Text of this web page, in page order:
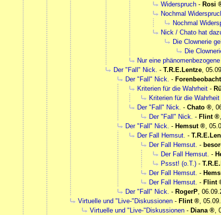
Widerspruch - Rosi
Nochmal
Nochmal
Nick / Chato hat
Die Clownerie
Die
Nur eine
Der "Fall" Nick. - T.R.E.Lentze,
Der "Fall" Nick. -
Kriterien für die Wahrheit -
Kriterien für die Wahrheit
Der "Fall" Nick. - Chato ,
Der "Fall" Nick. - Flint
Der "Fall" Nick. - Hemsut ,
Der Fall Hemsut. -
Der Fall Hemsut. -
Der Fall Hemsut. -
Pssst! (o.T.) -
Der Fall Hemsut. -
Der Fall Hemsut. - Flint
Der "Fall" Nick. - RogerP,
Virtuelle und "Live-"Diskussionen - Flint ,
Virtuelle und "Live-"Diskussionen - Diana ,